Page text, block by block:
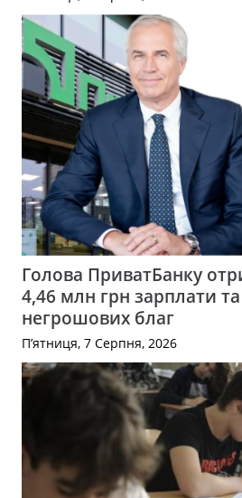
Голова ПриватБанку
4,46 млн грн зарплати
негрошових благ
П’ятниця, 7 Серпня, 2026